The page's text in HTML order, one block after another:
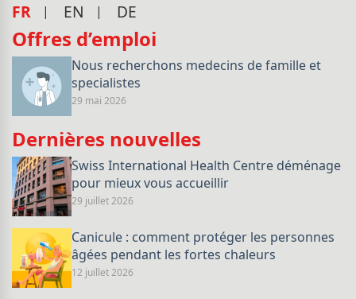
FR EN DE
Offres d’emploi
Nous recherchons medecins de famille et
specialistes
29 mai 2026
Dernières nouvelles
Swiss International Health Centre déménage
pour mieux vous accueillir
29 juillet 2026
Canicule : comment protéger les personnes
âgées pendant les fortes chaleurs
12 juillet 2026